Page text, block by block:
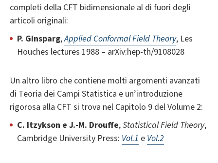
completi della CFT bidimensionale al di fuori degli
articoli originali:
P. Ginsparg,Applied Conformal Field Theory, Les
Houches lectures 1988 – arXiv:hep-th/9108028
Un altro libro che contiene molti argomenti avanzati
di Teoria dei Campi Statistica e un’introduzione
rigorosa alla CFT si trova nel Capitolo 9 del Volume 2:
C. Itzykson e J.-M. Drouffe,Statistical Field Theory,
Cambridge University Press: Vol.1 e Vol.2